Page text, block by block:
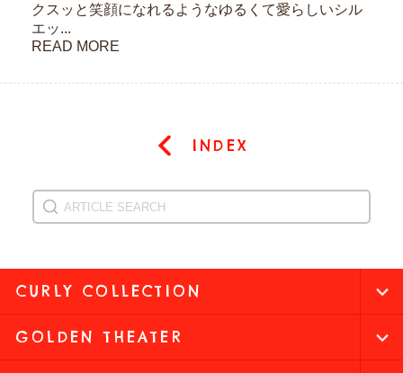
クスッと笑顔になれるようなゆるくて愛らしいシル
エッ...
READ MORE
INDEX
CURLY COLLECTION
GOLDEN THEATER